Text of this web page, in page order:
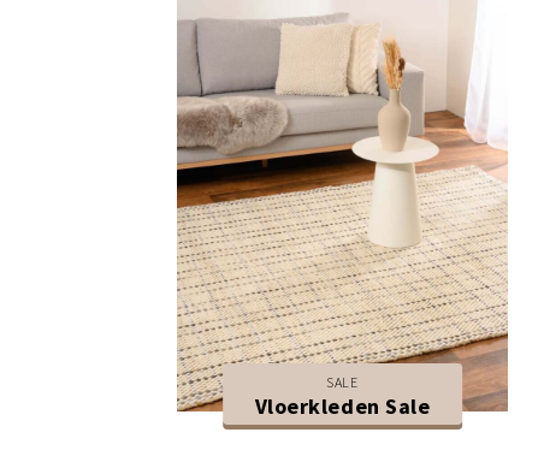
SALE
Vloerkleden Sale